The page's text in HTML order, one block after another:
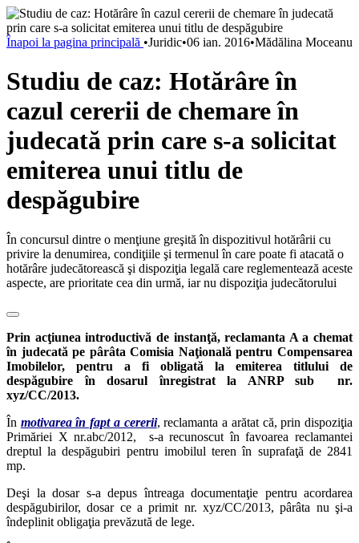
Înapoi la pagina principală •Juridic•06 ian. 2016•Mădălina Moceanu
Studiu de caz: Hotărâre în
cazul cererii de chemare în
judecată prin care s-a solicitat
emiterea unui titlu de
despăgubire
În concursul dintre o menţiune greşită în dispozitivul hotărârii cu
privire la denumirea, condiţiile şi termenul în care poate fi atacată o
hotărâre judecătorească şi dispoziţia legală care reglementează aceste
aspecte, are prioritate cea din urmă, iar nu dispoziţia judecătorului
Prin acţiunea introductivă de instanţă, reclamanta A a chemat
în judecată pe pârâta Comisia Naţională pentru Compensarea
Imobilelor, pentru a fi obligată la emiterea titlului de
despăgubire în dosarul înregistrat la ANRP sub nr.
xyz/CC/2013.
În motivarea în fapt a cererii, reclamanta a arătat că, prin dispoziţia
Primăriei X nr.abc/2012, s-a recunoscut în favoarea reclamantei
dreptul la despăgubiri pentru imobilul teren în suprafaţă de 2841
mp.
Deşi la dosar s-a depus întreaga documentaţie pentru acordarea
despăgubirilor, dosar ce a primit nr. xyz/CC/2013, pârâta nu şi-a
îndeplinit obligaţia prevăzută de lege.